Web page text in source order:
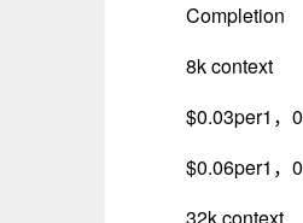
Completion
8k context
$0.03per1，
$0.06per1，